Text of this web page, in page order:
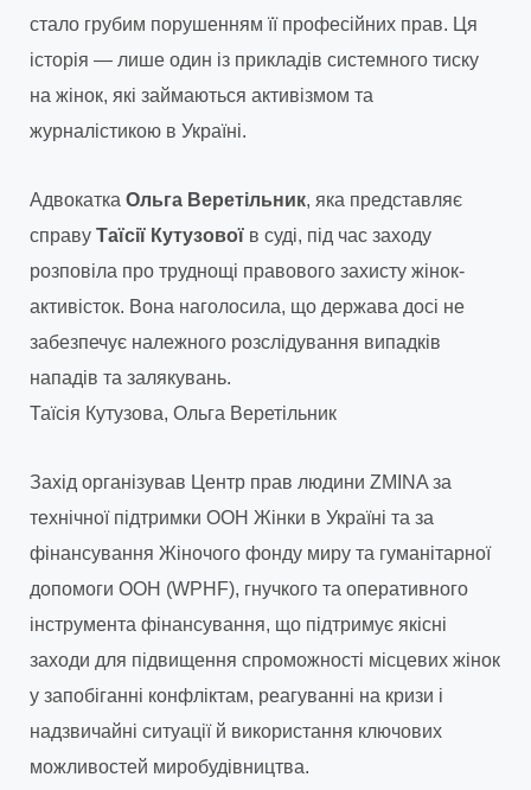
стало грубим порушенням її професійних прав. Ця
історія — лише один із прикладів системного тиску
на жінок, які займаються активізмом та
журналістикою в Україні.
Адвокатка Ольга Веретільник, яка представляє
справу Таїсії Кутузової в суді, під час заходу
розповіла про труднощі правового захисту жінок-
активісток. Вона наголосила, що держава досі не
забезпечує належного розслідування випадків
нападів та залякувань.
Таїсія Кутузова, Ольга Веретільник
Захід організував Центр прав людини ZMINA за
технічної підтримки ООН Жінки в Україні та за
фінансування Жіночого фонду миру та гуманітарної
допомоги ООН (WPHF), гнучкого та оперативного
інструмента фінансування, що підтримує якісні
заходи для підвищення спроможності місцевих жінок
у запобіганні конфліктам, реагуванні на кризи і
надзвичайні ситуації й використання ключових
можливостей миробудівництва.